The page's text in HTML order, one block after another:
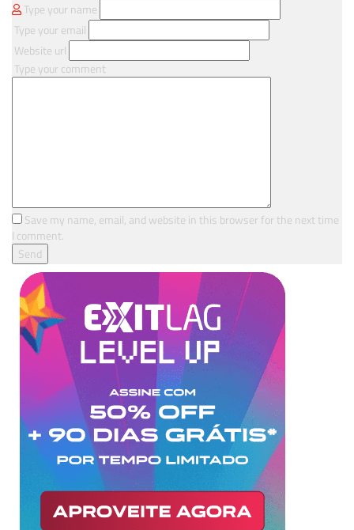
Type your name
Type your email
Website url
Type your comment
Save my name, email, and website in this browser for the next time
I comment.